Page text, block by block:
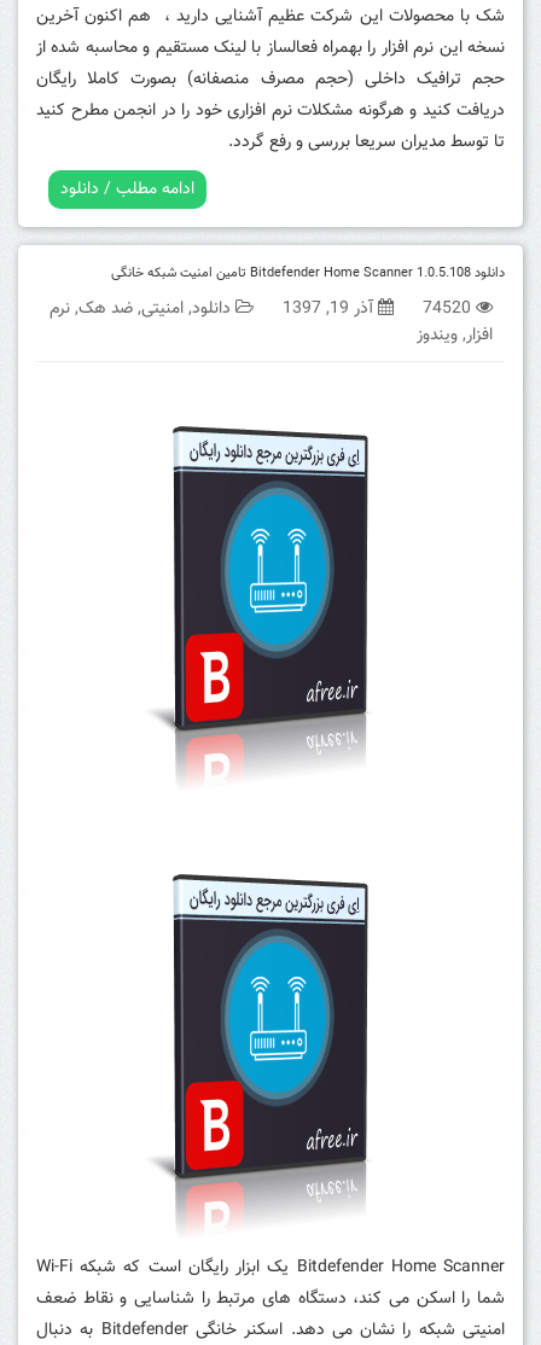
شک با محصولات این شرکت عظیم آشنایی دارید ، هم اکنون آخرین
نسخه این نرم افزار را بهمراه فعالساز با لینک مستقیم و محاسبه شده از
حجم ترافیک داخلی (حجم مصرف منصفانه) بصورت کاملا رایگان
دریافت کنید و هرگونه مشکلات نرم افزاری خود را در انجمن مطرح کنید
تا توسط مدیران سریعا بررسی و رفع گردد.
ادامه مطلب / دانلود
دانلود Bitdefender Home Scanner 1.0.5.108 تامین امنیت شبکه خانگی
74520 آذر 19, 1397 دانلود,امنیتی,ضد هک,نرم
افزار,ویندوز
Bitdefender Home Scanner یک ابزار رایگان است که شبکه Wi-Fi
شما را اسکن می کند، دستگاه های مرتبط را شناسایی و نقاط ضعف
امنیتی شبکه را نشان می دهد.
اسکنر خانگی Bitdefender به دنبال